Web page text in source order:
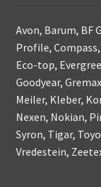
Avon, Barum, BF
Profile,
Eco-top,
Goodyear,
Meiler, Kleber,
Nexen, Nokian,
Syron, Tigar,
Vredestein,